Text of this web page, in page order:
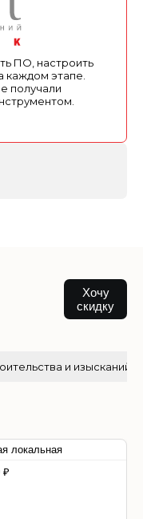
ПО, настроить
каждом этапе.
получали
Хочу
скидку
и изысканий
локальная
₽